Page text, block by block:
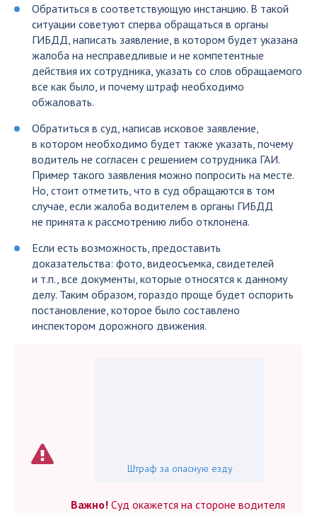
Обратиться в соответствующую инстанцию. В такой
ситуации советуют сперва обращаться в органы
ГИБДД, написать заявление, в котором будет указана
жалоба на несправедливые и не компетентные
действия их сотрудника, указать со слов обращаемого
все как было, и почему штраф необходимо
обжаловать.
Обратиться в суд, написав исковое заявление,
в котором необходимо будет также указать, почему
водитель не согласен с решением сотрудника ГАИ.
Пример такого заявления можно попросить на месте.
Но, стоит отметить, что в суд обращаются в том
случае, если жалоба водителем в органы ГИБДД
не принята к рассмотрению либо отклонена.
Если есть возможность, предоставить
доказательства: фото, видеосъемка, свидетелей
и т.п., все документы, которые относятся к данному
делу. Таким образом, гораздо проще будет оспорить
постановление, которое было составлено
инспектором дорожного движения.
Штраф за опасную езду
Важно! Суд окажется на стороне водителя